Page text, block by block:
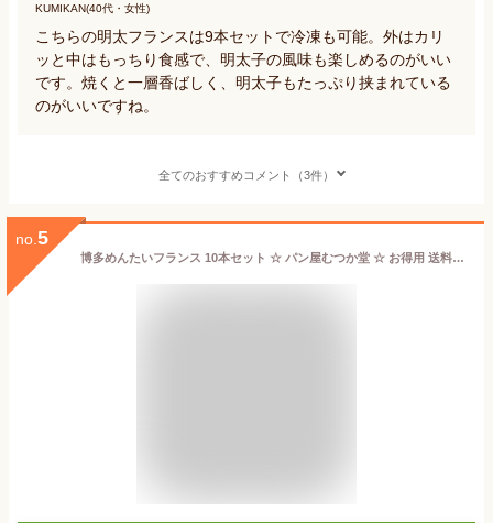
KUMIKAN(40代・女性)
こちらの明太フランスは9本セットで冷凍も可能。外はカリ
ッと中はもっちり食感で、明太子の風味も楽しめるのがいい
です。焼くと一層香ばしく、明太子もたっぷり挟まれている
のがいいですね。
全てのおすすめコメント（3件）
no. 5
博多めんたいフランス 10本セット ☆ パン屋むつか堂 ☆ お得用 送料無料 明太フランス 焼成冷凍パン グルメ 国産小麦 フランスパン ハード系 バゲット 冷凍 冷凍パン 自然解凍 長持ち 長期保存 プレゼント ギフト 父の日 母の日 おつまみ 取り寄せ まとめ買い